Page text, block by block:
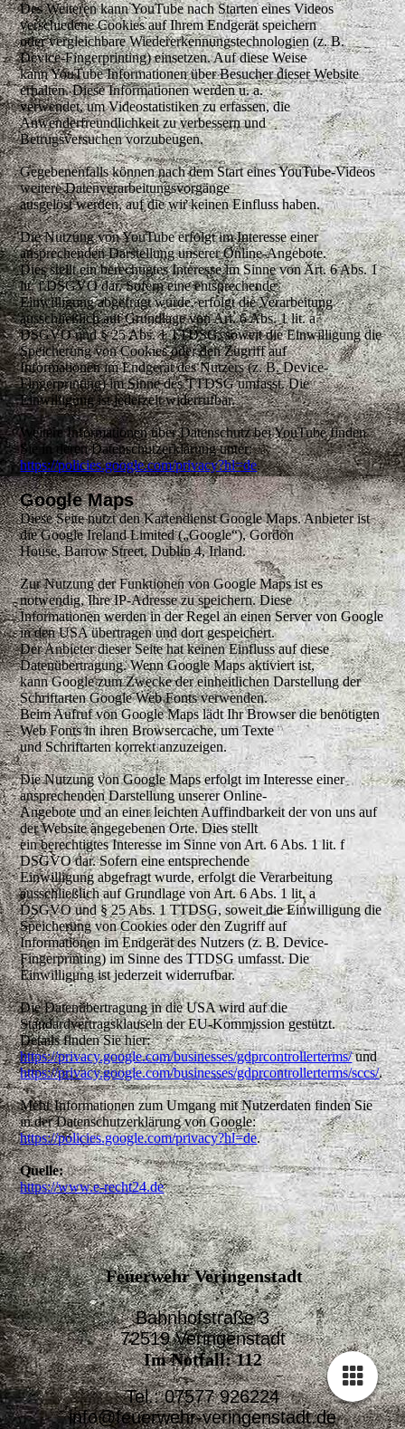
Des Weiteren kann YouTube nach Starten eines Videos
verschiedene Cookies auf Ihrem Endgerät speichern
oder vergleichbare Wiedererkennungstechnologien (z. B.
Device-Fingerprinting) einsetzen. Auf diese Weise
kann YouTube Informationen über Besucher dieser Website
erhalten. Diese Informationen werden u. a.
verwendet, um Videostatistiken zu erfassen, die
Anwenderfreundlichkeit zu verbessern und
Betrugsversuchen vorzubeugen.
Gegebenenfalls können nach dem Start eines YouTube-Videos
weitere Datenverarbeitungsvorgänge
ausgelöst werden, auf die wir keinen Einfluss haben.
Die Nutzung von YouTube erfolgt im Interesse einer
ansprechenden Darstellung unserer Online-Angebote.
Dies stellt ein berechtigtes Interesse im Sinne von Art. 6 Abs. 1
lit. f DSGVO dar. Sofern eine entsprechende
Einwilligung abgefragt wurde, erfolgt die Verarbeitung
ausschließlich auf Grundlage von Art. 6 Abs. 1 lit. a
DSGVO und § 25 Abs. 1 TTDSG, soweit die Einwilligung die
Speicherung von Cookies oder den Zugriff auf
Informationen im Endgerät des Nutzers (z. B. Device-
Fingerprinting) im Sinne des TTDSG umfasst. Die
Einwilligung ist jederzeit widerrufbar.
Weitere Informationen über Datenschutz bei YouTube finden
Sie in deren Datenschutzerklärung unter:
https://policies.google.com/privacy?hl=de.
Google Maps
Diese Seite nutzt den Kartendienst Google Maps. Anbieter ist
die Google Ireland Limited („Google“), Gordon
House, Barrow Street, Dublin 4, Irland.
Zur Nutzung der Funktionen von Google Maps ist es
notwendig, Ihre IP-Adresse zu speichern. Diese
Informationen werden in der Regel an einen Server von Google
in den USA übertragen und dort gespeichert.
Der Anbieter dieser Seite hat keinen Einfluss auf diese
Datenübertragung. Wenn Google Maps aktiviert ist,
kann Google zum Zwecke der einheitlichen Darstellung der
Schriftarten Google Web Fonts verwenden.
Beim Aufruf von Google Maps lädt Ihr Browser die benötigten
Web Fonts in ihren Browsercache, um Texte
und Schriftarten korrekt anzuzeigen.
Die Nutzung von Google Maps erfolgt im Interesse einer
ansprechenden Darstellung unserer Online-
Angebote und an einer leichten Auffindbarkeit der von uns auf
der Website angegebenen Orte. Dies stellt
ein berechtigtes Interesse im Sinne von Art. 6 Abs. 1 lit. f
DSGVO dar. Sofern eine entsprechende
Einwilligung abgefragt wurde, erfolgt die Verarbeitung
ausschließlich auf Grundlage von Art. 6 Abs. 1 lit. a
DSGVO und § 25 Abs. 1 TTDSG, soweit die Einwilligung die
Speicherung von Cookies oder den Zugriff auf
Informationen im Endgerät des Nutzers (z. B. Device-
Fingerprinting) im Sinne des TTDSG umfasst. Die
Einwilligung ist jederzeit widerrufbar.
Die Datenübertragung in die USA wird auf die
Standardvertragsklauseln der EU-Kommission gestützt.
Details finden Sie hier:
https://privacy.google.com/businesses/gdprcontrollerterms/und
https://privacy.google.com/businesses/gdprcontrollerterms/sccs/.
Mehr Informationen zum Umgang mit Nutzerdaten finden Sie
in der Datenschutzerklärung von Google:
https://policies.google.com/privacy?hl=de.
Quelle:
https://www.e-recht24.de
Feuerwehr Veringenstadt
Bahnhofstraße 3
72519 Veringenstadt
Im Notfall: 112
Tel.: 07577 926224
info@feuerwehr-veringenstadt.de